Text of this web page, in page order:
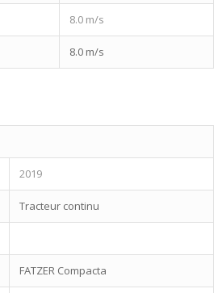
8.0 m/s
8.0 m/s
2019
Tracteur continu
FATZER Compacta